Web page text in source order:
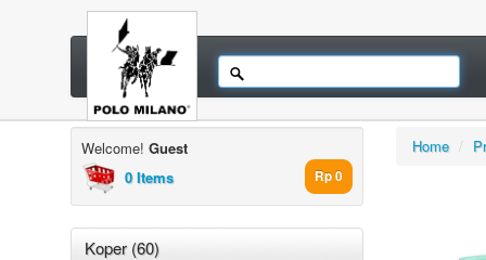
Welcome! Guest
0 Items
Rp 0
Koper (60)
Home /